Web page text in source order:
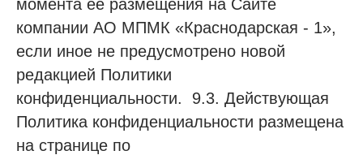
момента ее размещения на Сайте
компании АО МПМК «Краснодарская - 1»,
если иное не предусмотрено новой
редакцией Политики
конфиденциальности. 9.3. Действующая
Политика конфиденциальности размещена
на странице по